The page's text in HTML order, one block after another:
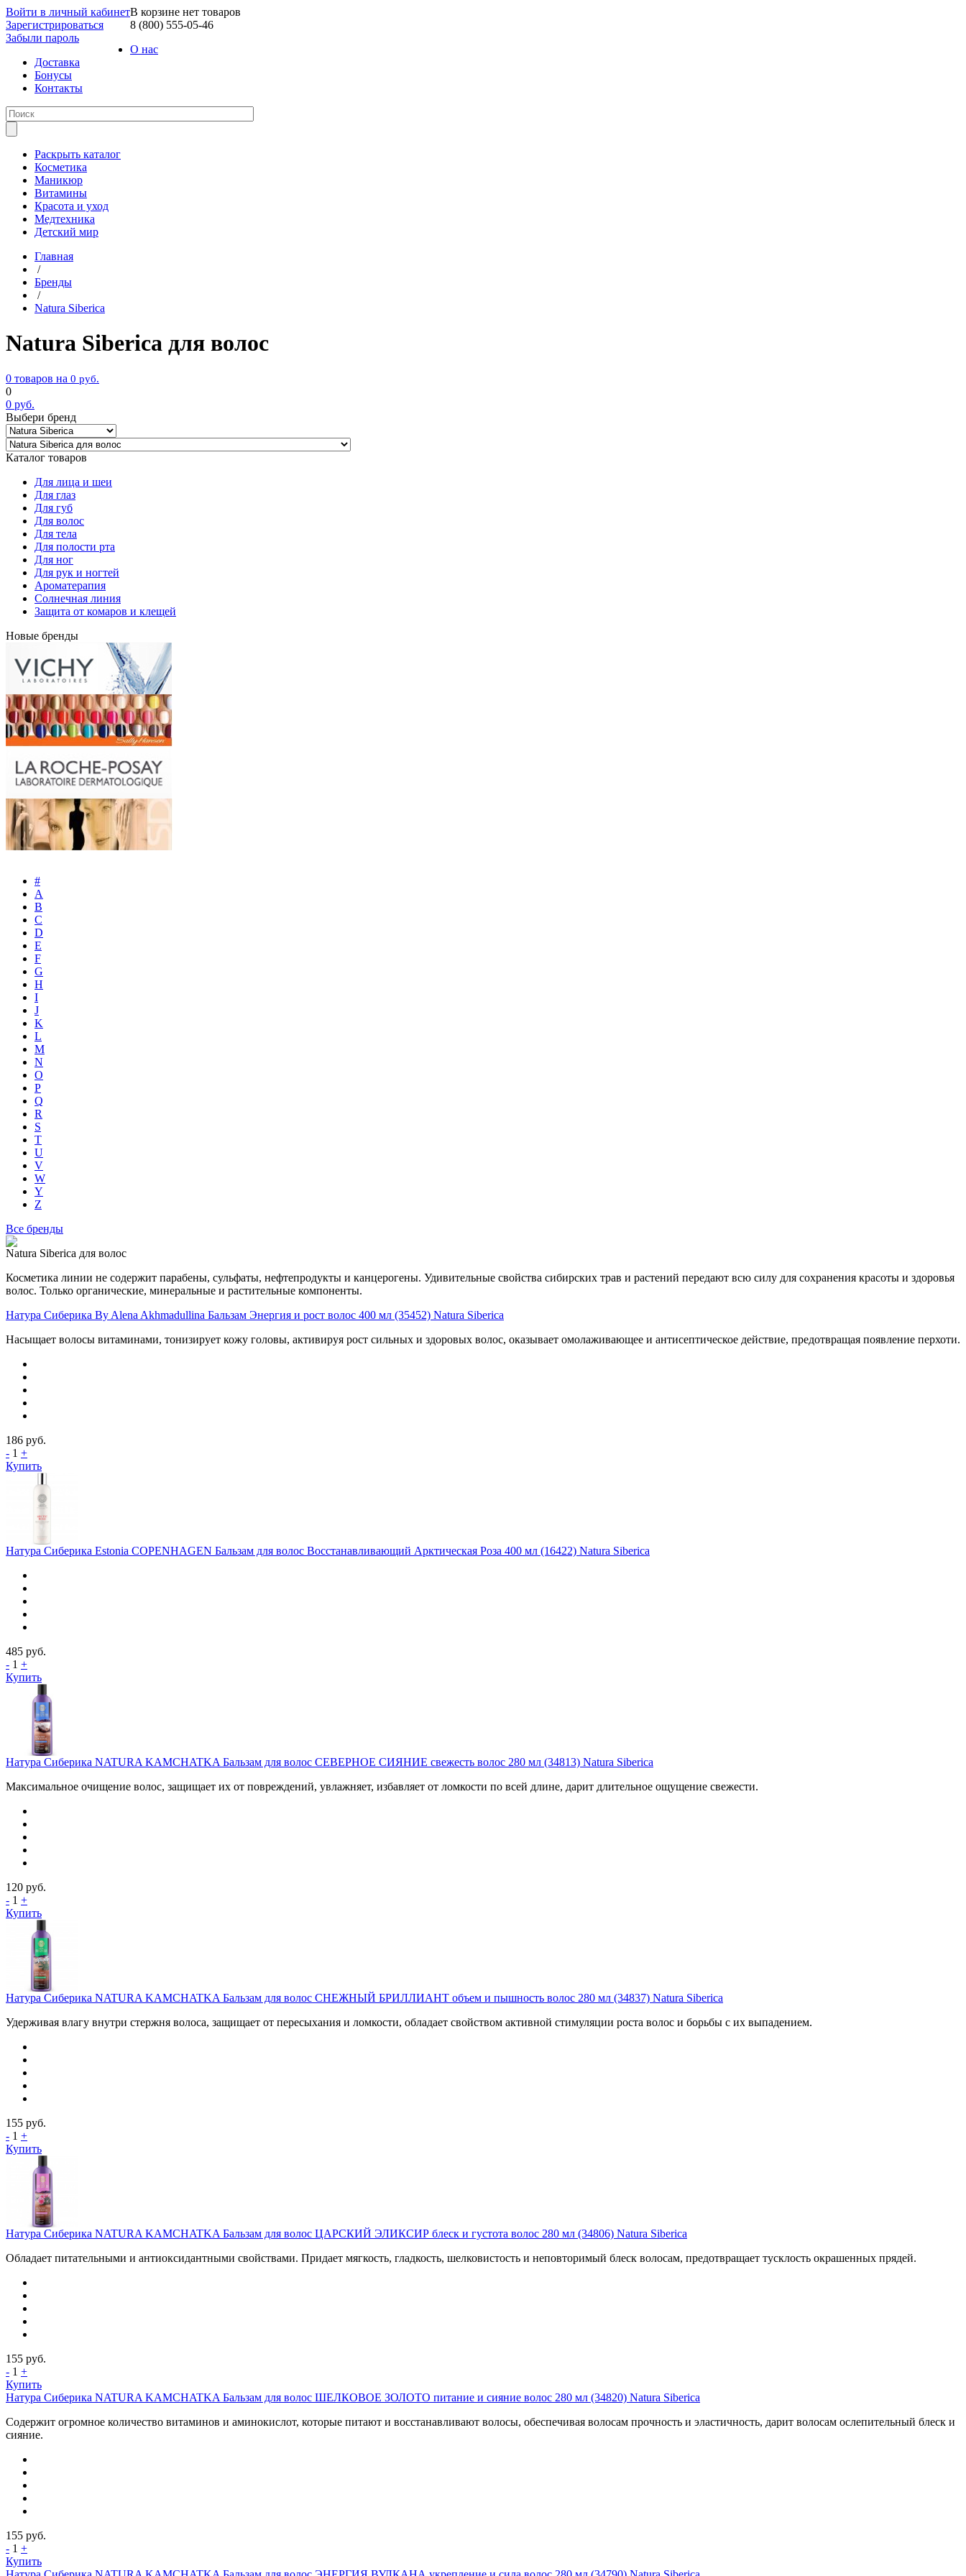
Войти в личный кабинет
Зарегистрироваться
Забыли пароль
В корзине нет товаров
8 (800) 555-05-46
О нас
Доставка
Бонусы
Контакты
Раскрыть каталог
Косметика
Маникюр
Витамины
Красота и уход
Медтехника
Детский мир
Главная
/
Бренды
/
Natura Siberica
Natura Siberica для волос
0 товаров на 0 руб.
0
0 руб.
Выбери бренд
Каталог товаров
Для лица и шеи
Для глаз
Для губ
Для волос
Для тела
Для полости рта
Для ног
Для рук и ногтей
Ароматерапия
Солнечная линия
Защита от комаров и клещей
Новые бренды
#
A
B
C
D
E
F
G
H
I
J
K
L
M
N
O
P
Q
R
S
T
U
V
W
Y
Z
Все бренды
Natura Siberica для волос
Косметика линии не содержит парабены, сульфаты, нефтепродукты и канцерогены. Удивительные свойства сибирских трав и растений передают всю силу для сохранения красоты и здоровья
волос. Только органические, минеральные и растительные компоненты.
Натура Сиберика By Alena Akhmadullina Бальзам Энергия и рост волос 400 мл (35452) Natura Siberica
Насыщает волосы витаминами, тонизирует кожу головы, активируя рост сильных и здоровых волос, оказывает омолаживающее и антисептическое действие, предотвращая появление перхоти.
186 руб.
- 1 +
Купить
Натура Сиберика Estonia COPENHAGEN Бальзам для волос Восстанавливающий Арктическая Роза 400 мл (16422) Natura Siberica
485 руб.
- 1 +
Купить
Натура Сиберика NATURA KAMCHATKA Бальзам для волос СЕВЕРНОЕ СИЯНИЕ свежесть волос 280 мл (34813) Natura Siberica
Mаксимальное очищение волос, защищает их от повреждений, увлажняет, избавляет от ломкости по всей длине, дарит длительное ощущение свежести.
120 руб.
- 1 +
Купить
Натура Сиберика NATURA KAMCHATKA Бальзам для волос СНЕЖНЫЙ БРИЛЛИАНТ объем и пышность волос 280 мл (34837) Natura Siberica
Удерживая влагу внутри стержня волоса, защищает от пересыхания и ломкости, обладает свойством активной стимуляции роста волос и борьбы с их выпадением.
155 руб.
- 1 +
Купить
Натура Сиберика NATURA KAMCHATKA Бальзам для волос ЦАРСКИЙ ЭЛИКСИР блеск и густота волос 280 мл (34806) Natura Siberica
Обладает питательными и антиоксидантными свойствами. Придает мягкость, гладкость, шелковистость и неповторимый блеск волосам, предотвращает тусклость окрашенных прядей.
155 руб.
- 1 +
Купить
Натура Сиберика NATURA KAMCHATKA Бальзам для волос ШЕЛКОВОЕ ЗОЛОТО питание и сияние волос 280 мл (34820) Natura Siberica
Содержит огромное количество витаминов и аминокислот, которые питают и восстанавливают волосы, обеспечивая волосам прочность и эластичность, дарит волосам ослепительный блеск и
сияние.
155 руб.
- 1 +
Купить